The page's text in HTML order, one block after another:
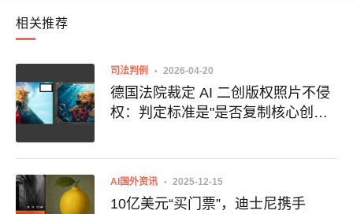
相关推荐
司法判例 2026-04-20
德国法院裁定 AI 二创版权照片不侵
权：判定标准是"是否复制核心创作
AI国外资讯 2025-12-15
10亿美元“买门票”，迪士尼携手